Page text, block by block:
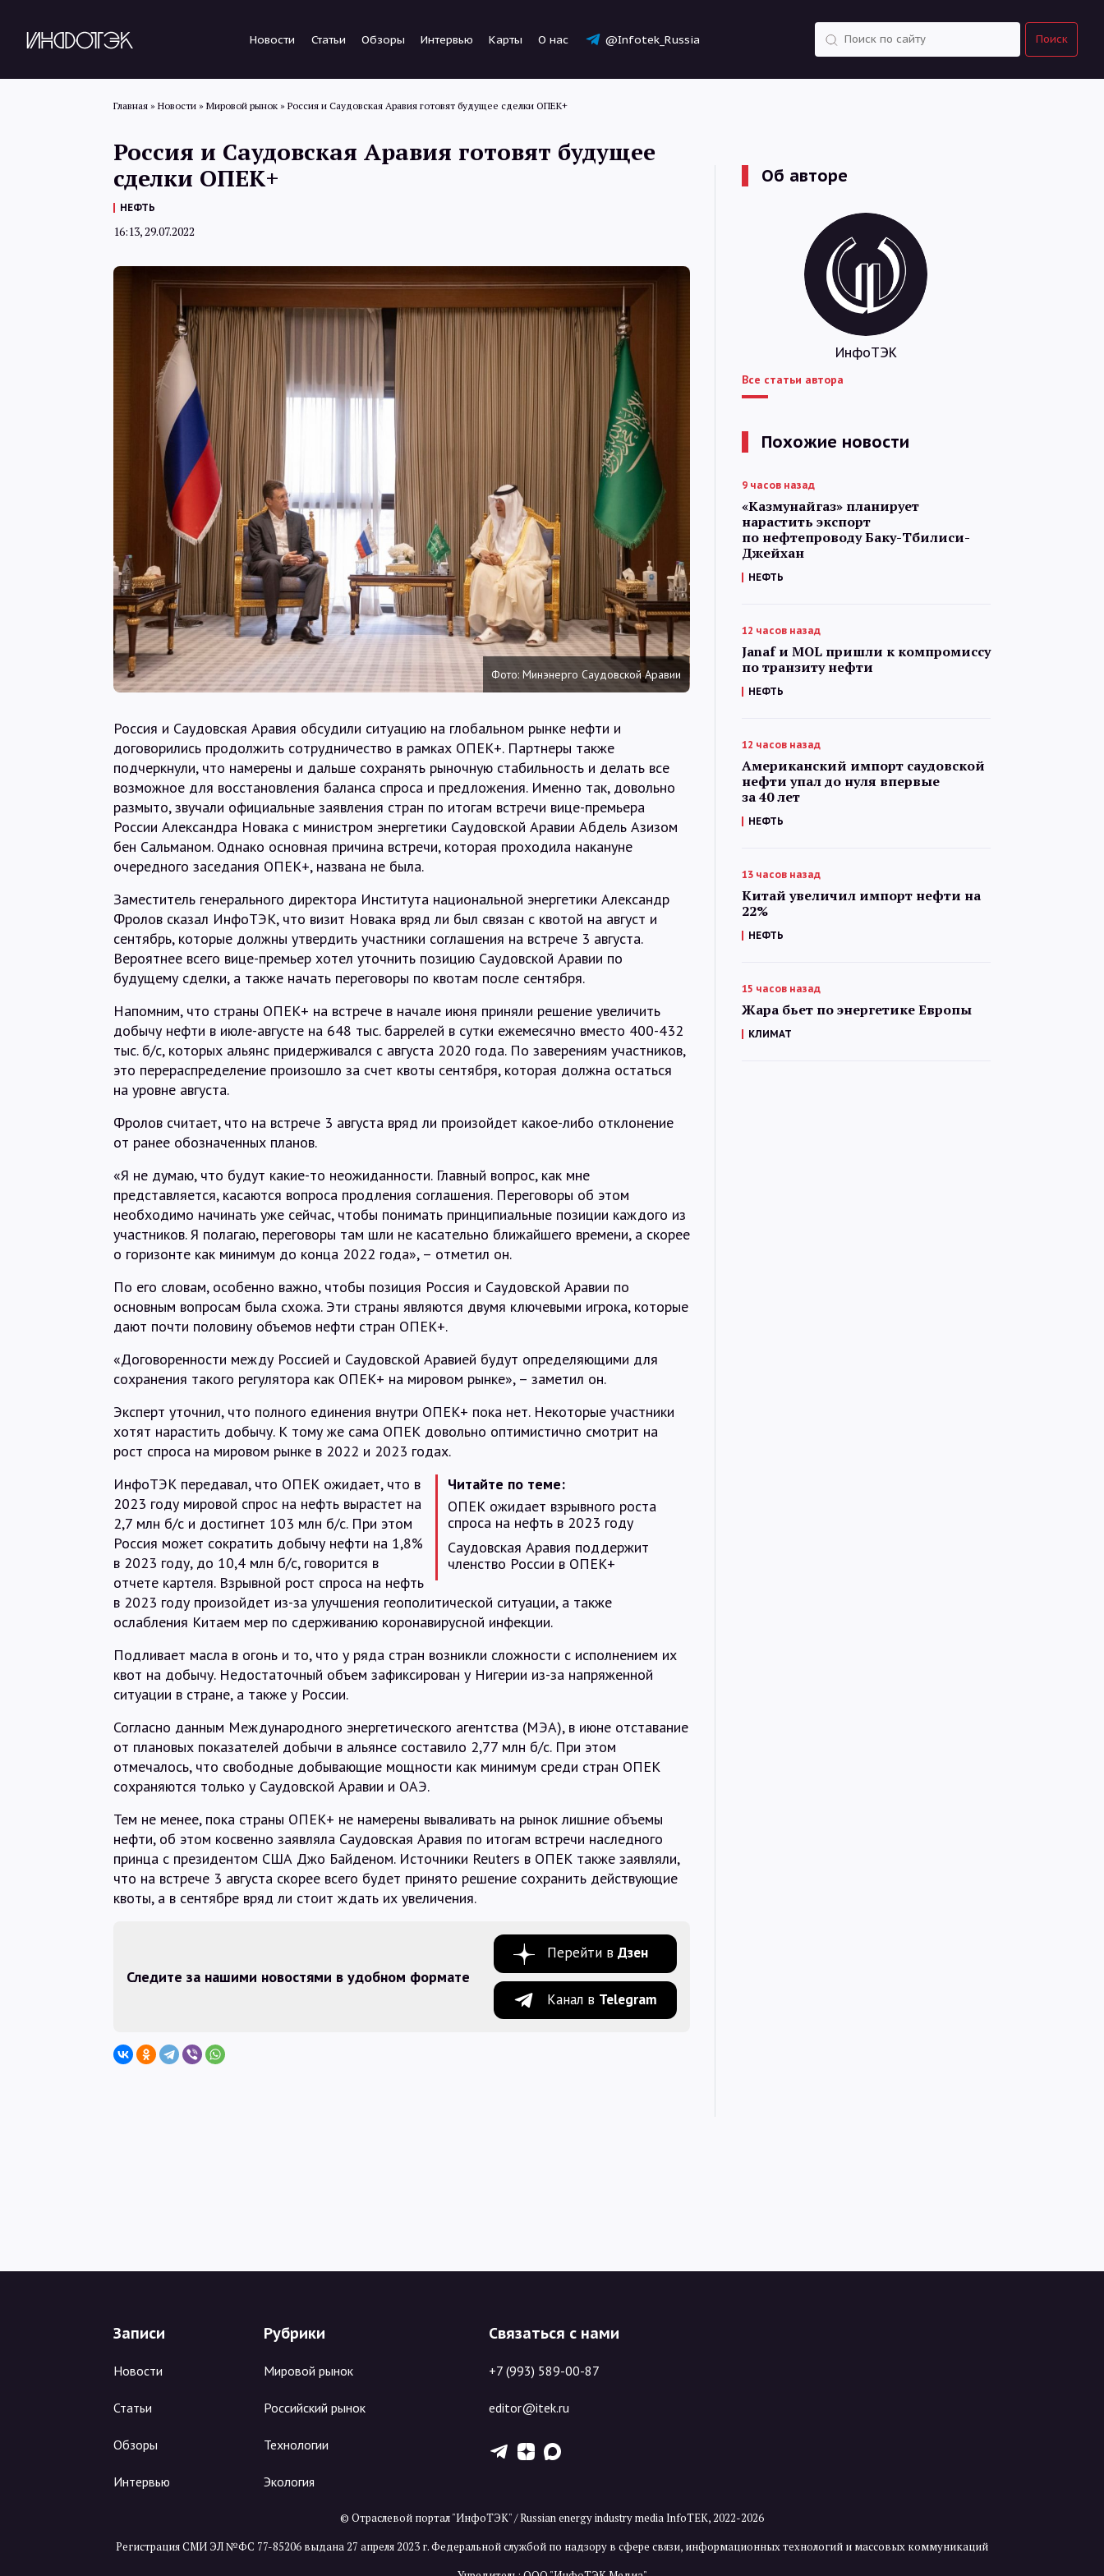
Новости Статьи Обзоры Интервью Карты О нас @Infotek_Russia Поиск
Статьи
Обзоры
Интервью
Карты
О нас
@Infotek_Russia
Главная » Новости » Мировой рынок » Россия и Саудовская Аравия готовят будущее сделки ОПЕК+
Россия и Саудовская Аравия готовят будущее
сделки ОПЕК+
НЕФТЬ
16:13, 29.07.2022
Фото: Минэнерго Саудовской Аравии
Россия и Саудовская Аравия обсудили ситуацию на глобальном рынке нефти и
договорились продолжить сотрудничество в рамках ОПЕК+. Партнеры также
подчеркнули, что намерены и дальше сохранять рыночную стабильность и делать все
возможное для восстановления баланса спроса и предложения. Именно так, довольно
размыто, звучали официальные заявления стран по итогам встречи вице-премьера
России Александра Новака с министром энергетики Саудовской Аравии Абдель Азизом
бен Сальманом. Однако основная причина встречи, которая проходила накануне
очередного заседания ОПЕК+, названа не была.
Заместитель генерального директора Института национальной энергетики Александр
Фролов сказал ИнфоТЭК, что визит Новака вряд ли был связан с квотой на август и
сентябрь, которые должны утвердить участники соглашения на встрече 3 августа.
Вероятнее всего вице-премьер хотел уточнить позицию Саудовской Аравии по
будущему сделки, а также начать переговоры по квотам после сентября.
Напомним, что страны ОПЕК+ на встрече в начале июня приняли решение увеличить
добычу нефти в июле-августе на 648 тыс. баррелей в сутки ежемесячно вместо 400-432
тыс. б/с, которых альянс придерживался с августа 2020 года. По заверениям участников,
это перераспределение произошло за счет квоты сентября, которая должна остаться
на уровне августа.
Фролов считает, что на встрече 3 августа вряд ли произойдет какое-либо отклонение
от ранее обозначенных планов.
«Я не думаю, что будут какие-то неожиданности. Главный вопрос, как мне
представляется, касаются вопроса продления соглашения. Переговоры об этом
необходимо начинать уже сейчас, чтобы понимать принципиальные позиции каждого из
участников. Я полагаю, переговоры там шли не касательно ближайшего времени, а скорее
о горизонте как минимум до конца 2022 года», – отметил он.
По его словам, особенно важно, чтобы позиция Россия и Саудовской Аравии по
основным вопросам была схожа. Эти страны являются двумя ключевыми игрока, которые
дают почти половину объемов нефти стран ОПЕК+.
«Договоренности между Россией и Саудовской Аравией будут определяющими для
сохранения такого регулятора как ОПЕК+ на мировом рынке», – заметил он.
Эксперт уточнил, что полного единения внутри ОПЕК+ пока нет. Некоторые участники
хотят нарастить добычу. К тому же сама ОПЕК довольно оптимистично смотрит на
рост спроса на мировом рынке в 2022 и 2023 годах.
Читайте по теме:
ОПЕК ожидает взрывного роста
спроса на нефть в 2023 году
Саудовская Аравия поддержит
членство России в ОПЕК+
ИнфоТЭК передавал, что ОПЕК ожидает, что в
2023 году мировой спрос на нефть вырастет на
2,7 млн б/с и достигнет 103 млн б/с. При этом
Россия может сократить добычу нефти на 1,8%
в 2023 году, до 10,4 млн б/с, говорится в
отчете картеля. Взрывной рост спроса на нефть
в 2023 году произойдет из-за улучшения геополитической ситуации, а также
ослабления Китаем мер по сдерживанию коронавирусной инфекции.
Подливает масла в огонь и то, что у ряда стран возникли сложности с исполнением их
квот на добычу. Недостаточный объем зафиксирован у Нигерии из-за напряженной
ситуации в стране, а также у России.
Согласно данным Международного энергетического агентства (МЭА), в июне отставание
от плановых показателей добычи в альянсе составило 2,77 млн б/с. При этом
отмечалось, что свободные добывающие мощности как минимум среди стран ОПЕК
сохраняются только у Саудовской Аравии и ОАЭ.
Тем не менее, пока страны ОПЕК+ не намерены вываливать на рынок лишние объемы
нефти, об этом косвенно заявляла Саудовская Аравия по итогам встречи наследного
принца с президентом США Джо Байденом. Источники Reuters в ОПЕК также заявляли,
что на встрече 3 августа скорее всего будет принято решение сохранить действующие
квоты, а в сентябре вряд ли стоит ждать их увеличения.
Следите за нашими новостями в удобном формате
Перейти в Дзен
Канал в Telegram
Об авторе
ИнфоТЭК
Все статьи автора
Похожие новости
9 часов назад
«Казмунайгаз» планирует
нарастить экспорт
по нефтепроводу Баку-Тбилиси-
Джейхан
НЕФТЬ
12 часов назад
Janaf и MOL пришли к компромиссу
по транзиту нефти
НЕФТЬ
12 часов назад
Американский импорт саудовской
нефти упал до нуля впервые
за 40 лет
НЕФТЬ
13 часов назад
Китай увеличил импорт нефти на
22%
НЕФТЬ
15 часов назад
Жара бьет по энергетике Европы
КЛИМАТ
Записи
Новости
Статьи
Обзоры
Интервью
Рубрики
Мировой рынок
Российский рынок
Технологии
Экология
Связаться с нами
+7 (993) 589-00-87
editor@itek.ru
T Z X
© Отраслевой портал "ИнфоТЭК" / Russian energy industry media InfoTEK, 2022-2026
Регистрация СМИ ЭЛ №ФС 77-85206 выдана 27 апреля 2023 г. Федеральной службой по надзору в сфере связи, информационных технологий и массовых коммуникаций